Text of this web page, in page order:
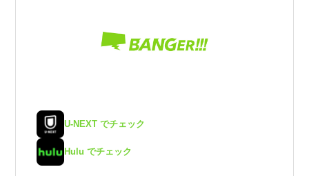
U-NEXT でチェック
Hulu でチェック